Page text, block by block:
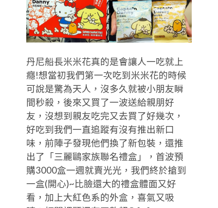
丹尼船長米米花真的是會讓人一吃就上
癮!想當初我們第一次吃到米米花的時候
可說是驚為天人，沒多久就被小朋友瞬
間秒殺，後來又買了一波送給親朋好
友，沒想到親友吃完又去買了好幾次，
好吃到我們一直追蹤有沒有推出新口
味，前陣子發現他們換了新包裝，還推
出了「三麗鷗家族聯名禮盒」，首波預
購3000盒一週就賣光光，我們終於搶到
一盒(開心)~比臉還大的禮盒體面又好
看，加上大紅色系的外盒，喜氣又吸